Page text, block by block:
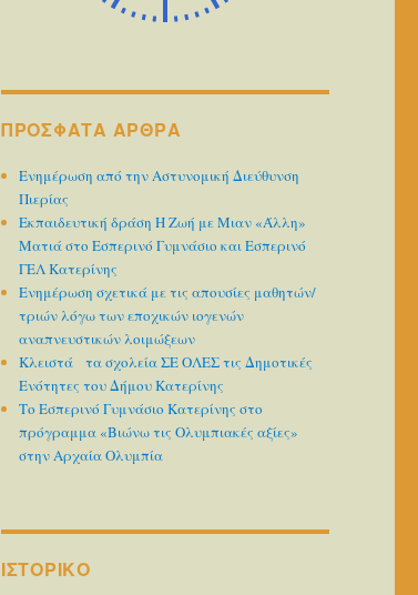
ΠΡΌΣΦΑΤΑ ΆΡΘΡΑ
Ενημέρωση από την Αστυνομική Διεύθυνση
Πιερίας
Εκπαιδευτική δράση Η Ζωή με Μιαν «Άλλη»
Ματιά στο Εσπερινό Γυμνάσιο και Εσπερινό
ΓΕΛ Κατερίνης
Ενημέρωση σχετικά με τις απουσίες μαθητών/
τριών λόγω των εποχικών ιογενών
αναπνευστικών λοιμώξεων
Κλειστά τα σχολεία ΣΕ ΟΛΕΣ τις Δημοτικές
Ενότητες του Δήμου Κατερίνης
Το Εσπερινό Γυμνάσιο Κατερίνης στο
πρόγραμμα «Βιώνω τις Ολυμπιακές αξίες»
στην Αρχαία Ολυμπία
ΙΣΤΟΡΙΚΌ